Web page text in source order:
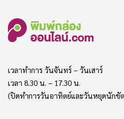
เวลาทำการ วันจันทร์ – วันเสาร์
เวลา 8.30 น. – 17.30 น.
(ปิดทำการวันอาทิตย์และวันหยุดนักขั